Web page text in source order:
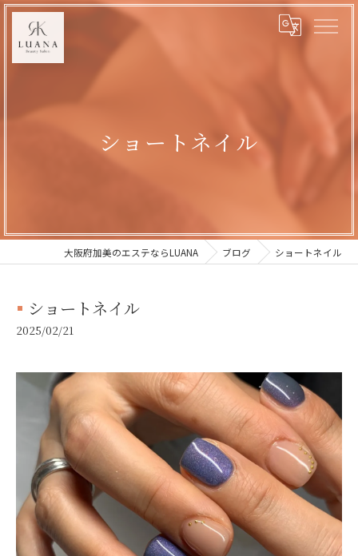
ショートネイル
大阪府加美のエステならLUANA ブログ ショートネイル
ショートネイル
2025/02/21